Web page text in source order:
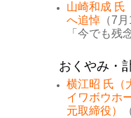
山崎和成 氏
へ追悼 （7
「今でも残
おくやみ・
横江昭 氏（
イワボウホ
元取締役）